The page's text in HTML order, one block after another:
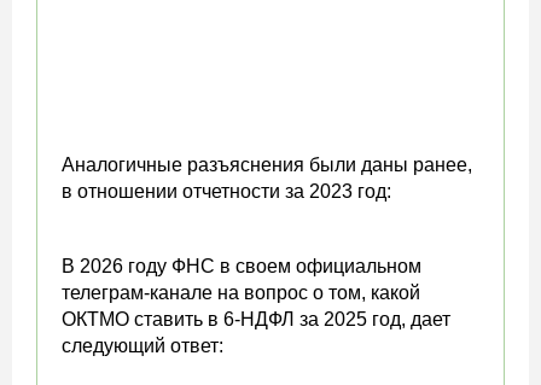
Аналогичные разъяснения были даны ранее,
в отношении отчетности за 2023 год:
В 2026 году ФНС в своем официальном
телеграм-канале на вопрос о том, какой
ОКТМО ставить в 6-НДФЛ за 2025 год, дает
следующий ответ: